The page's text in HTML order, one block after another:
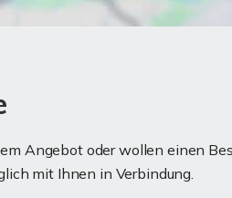
Angebot oder wollen einen
mit Ihnen in Verbindung.